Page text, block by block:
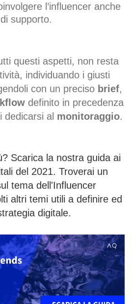
l’influencer anche
supporto.
questi aspetti, non resta
individuando i giusti
con un preciso brief,
definito in precedenza
dedicarsi al monitoraggio.
Scarica la nostra guida ai
del 2021. Troverai un
tema dell'Influencer
altri temi utili a definire ed
digitale.